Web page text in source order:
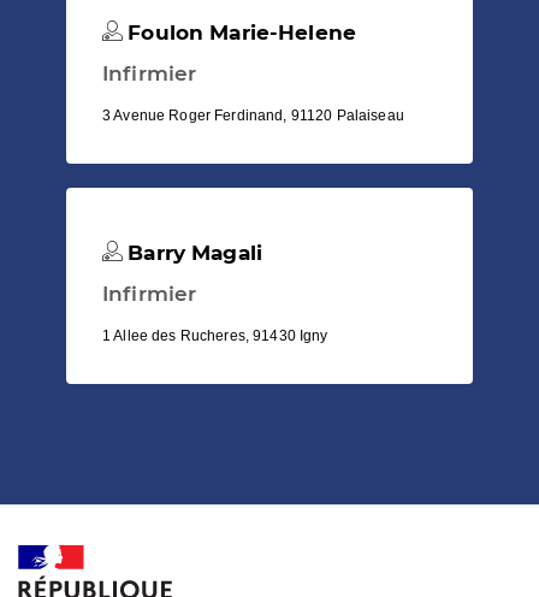
Foulon Marie-Helene
Infirmier
3 Avenue Roger Ferdinand, 91120 Palaiseau
Barry Magali
Infirmier
1 Allee des Rucheres, 91430 Igny